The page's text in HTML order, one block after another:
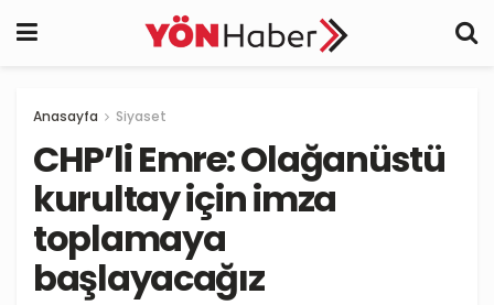
Anasayfa Siyaset
CHP’li Emre: Olağanüstü
kurultay için imza
toplamaya
başlayacağız